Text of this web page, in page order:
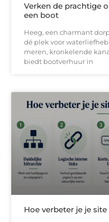
Verken de prachtige
een boot
Heeg, een charmant
dé plek voor
meren, kronkelende
biedt bootverhuur in
Hoe verbeter je je